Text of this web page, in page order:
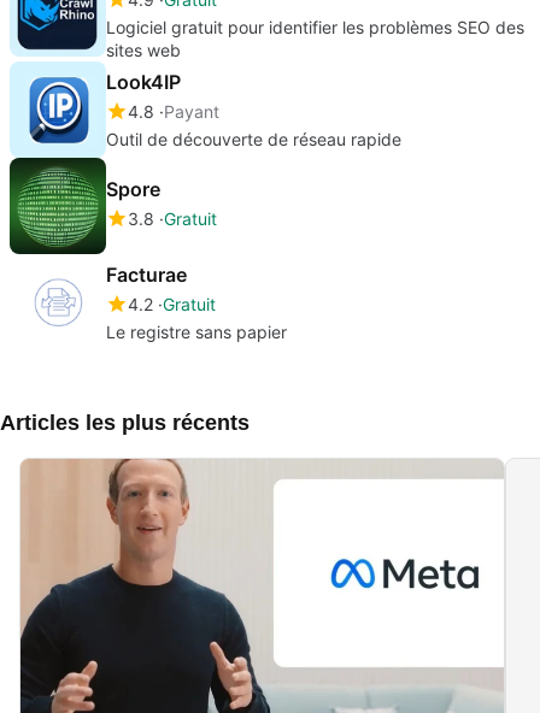
Logiciel gratuit pour identifier les problèmes SEO des
sites web
Look4IP
4.8 Payant
Outil de découverte de réseau rapide
Spore
3.8 Gratuit
Facturae
4.2 Gratuit
Le registre sans papier
Articles les plus récents